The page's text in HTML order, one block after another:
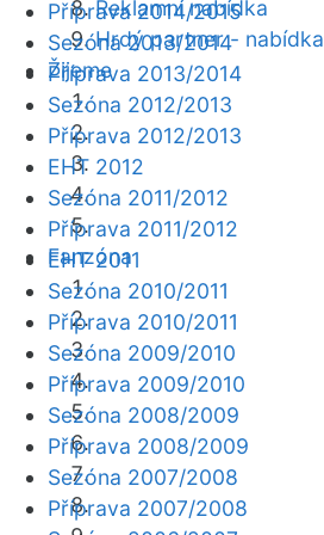
Reklamní nabídka
Hrdý partner - nabídka
Žijeme
Fanzóna
Příprava 2014/2015
Sezóna 2013/2014
Příprava 2013/2014
Sezóna 2012/2013
Příprava 2012/2013
EHT 2012
Sezóna 2011/2012
Příprava 2011/2012
EHT 2011
Sezóna 2010/2011
Příprava 2010/2011
Sezóna 2009/2010
Příprava 2009/2010
Sezóna 2008/2009
Příprava 2008/2009
Sezóna 2007/2008
Příprava 2007/2008